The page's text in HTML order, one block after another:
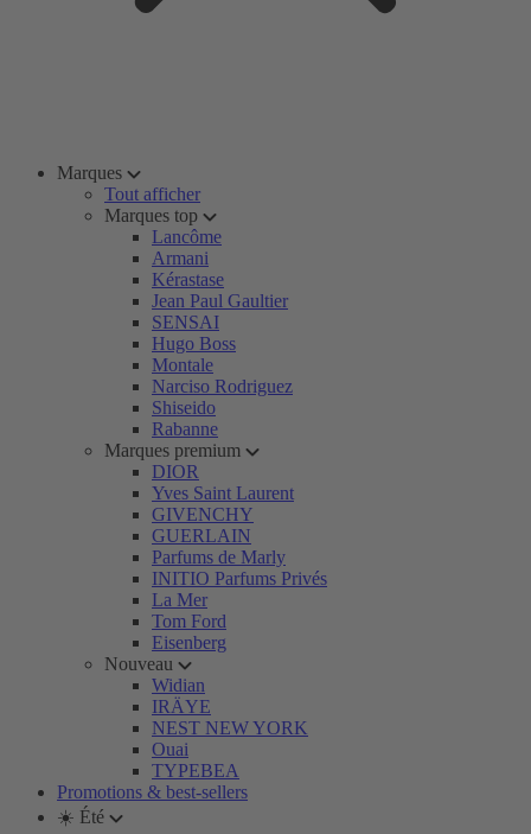
Marques
Tout afficher
Marques top
Lancôme
Armani
Kérastase
Jean Paul Gaultier
SENSAI
Hugo Boss
Montale
Narciso Rodriguez
Shiseido
Rabanne
Marques premium
DIOR
Yves Saint Laurent
GIVENCHY
GUERLAIN
Parfums de Marly
INITIO Parfums Privés
La Mer
Tom Ford
Eisenberg
Nouveau
Widian
IRÄYE
NEST NEW YORK
Ouai
TYPEBEA
Promotions & best-sellers
☀️ Été